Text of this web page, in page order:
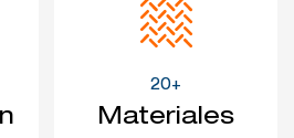
20+
Materiales